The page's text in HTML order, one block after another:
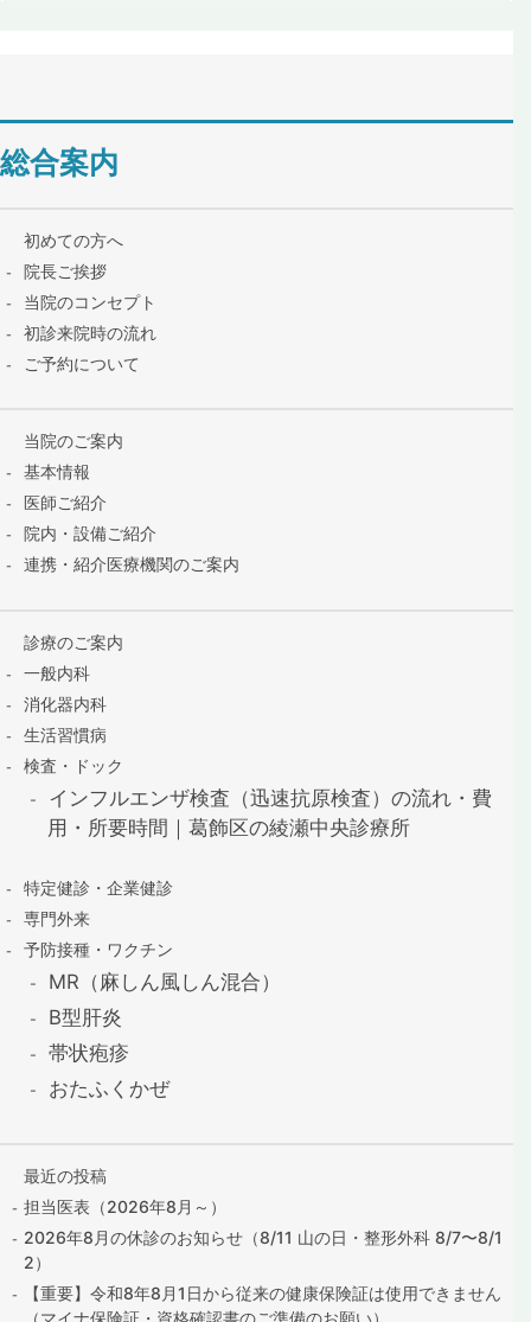
総合案内
初めての方へ
院長ご挨拶
当院のコンセプト
初診来院時の流れ
ご予約について
当院のご案内
基本情報
医師ご紹介
院内・設備ご紹介
連携・紹介医療機関のご案内
診療のご案内
一般内科
消化器内科
生活習慣病
検査・ドック
インフルエンザ検査（迅速抗原検査）の流れ・費
用・所要時間｜葛飾区の綾瀬中央診療所
特定健診・企業健診
専門外来
予防接種・ワクチン
MR（麻しん風しん混合）
B型肝炎
帯状疱疹
おたふくかぜ
最近の投稿
担当医表（2026年8月～）
2026年8月の休診のお知らせ（8/11 山の日・整形外科 8/7〜8/1
2）
【重要】令和8年8月1日から従来の健康保険証は使用できません
（マイナ保険証・資格確認書のご準備のお願い）